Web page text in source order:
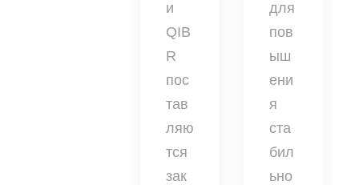
и
QIB
R
пос
тав
ляю
тся
зак
для
пов
ыш
ени
я
ста
бил
ьно